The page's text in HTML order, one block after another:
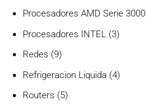
producto
Procesadores AMD Serie 3000
Procesadores INTEL 33
Redes 99
productos
Refrigeracion Liquida 44
Routers 55